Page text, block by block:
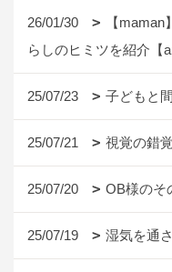
26/01/30
【
らしのヒミツを紹介【
25/07/23 子どもと
25/07/21 視覚の錯
25/07/20 OB様のそ
25/07/19 湿気を通